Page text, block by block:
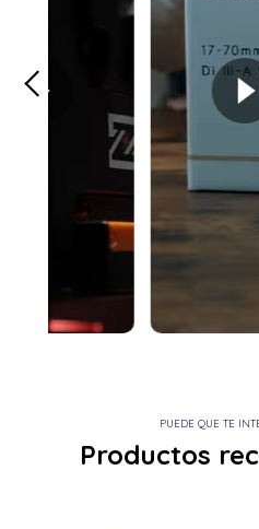
PUEDE QUE TE
Productos